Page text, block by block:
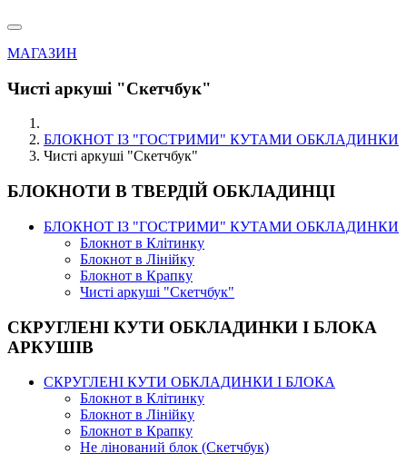
МАГАЗИН
Чисті аркуші "Скетчбук"
БЛОКНОТ ІЗ "ГОСТРИМИ" КУТАМИ ОБКЛАДИНКИ
Чисті аркуші "Скетчбук"
БЛОКНОТИ В ТВЕРДІЙ ОБКЛАДИНЦІ
БЛОКНОТ ІЗ "ГОСТРИМИ" КУТАМИ ОБКЛАДИНКИ
Блокнот в Клітинку
Блокнот в Лінійку
Блокнот в Крапку
Чисті аркуші "Скетчбук"
СКРУГЛЕНІ КУТИ ОБКЛАДИНКИ І БЛОКА
АРКУШІВ
СКРУГЛЕНІ КУТИ ОБКЛАДИНКИ І БЛОКА
Блокнот в Клітинку
Блокнот в Лінійку
Блокнот в Крапку
Не лінований блок (Скетчбук)